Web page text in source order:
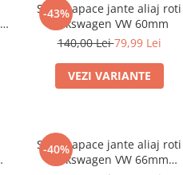
-43%
Set 4 capace jante aliaj roti
Volkswagen VW 60mm
140,00 Lei79,99 Lei
VEZI VARIANTE
-40%
Set 4 capace jante aliaj roti
Volkswagen VW 66mm